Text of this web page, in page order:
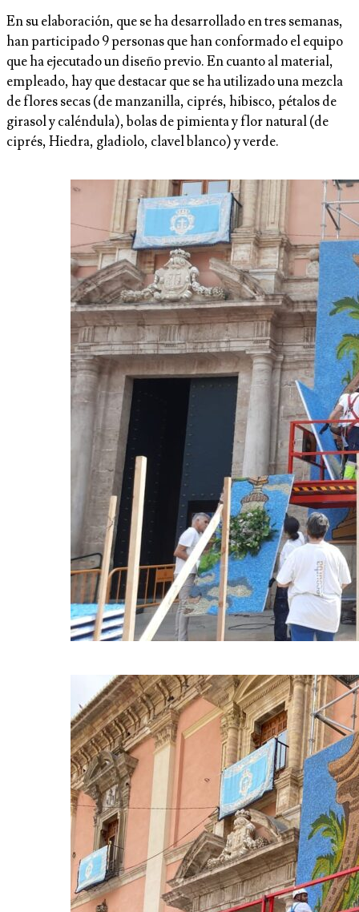
En su elaboración, que se ha desarrollado en tres semanas,
han participado 9 personas que han conformado el equipo
que ha ejecutado un diseño previo. En cuanto al material,
empleado, hay que destacar que se ha utilizado una mezcla
de flores secas (de manzanilla, ciprés, hibisco, pétalos de
girasol y caléndula), bolas de pimienta y flor natural (de
ciprés, Hiedra, gladiolo, clavel blanco) y verde.